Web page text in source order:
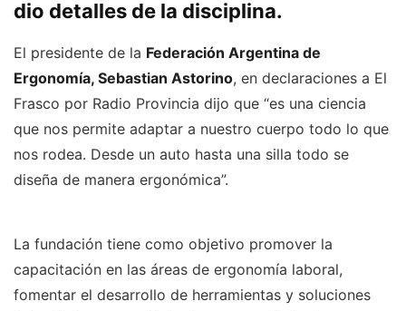
dio detalles de la disciplina.
El presidente de la Federación Argentina de
Ergonomía, Sebastian Astorino, en declaraciones a El
Frasco por Radio Provincia dijo que “es una ciencia
que nos permite adaptar a nuestro cuerpo todo lo que
nos rodea. Desde un auto hasta una silla todo se
diseña de manera ergonómica”.
La fundación tiene como objetivo promover la
capacitación en las áreas de ergonomía laboral,
fomentar el desarrollo de herramientas y soluciones